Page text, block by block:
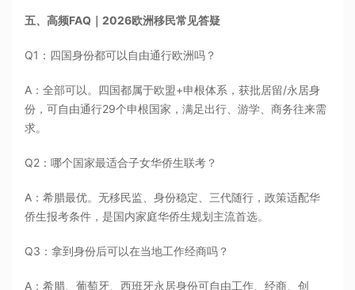
五、高频FAQ｜2026欧洲移民常见答疑
Q1：四国身份都可以自由通行欧洲吗？
A：全部可以。四国都属于欧盟+申根体系，获批居留/永居身
份，可自由通行29个申根国家，满足出行、游学、商务往来需
求。
Q2：哪个国家最适合子女华侨生联考？
A：希腊最优。无移民监、身份稳定、三代随行，政策适配华
侨生报考条件，是国内家庭华侨生规划主流首选。
Q3：拿到身份后可以在当地工作经商吗？
A：希腊、葡萄牙、西班牙永居身份可自由工作、经商、创